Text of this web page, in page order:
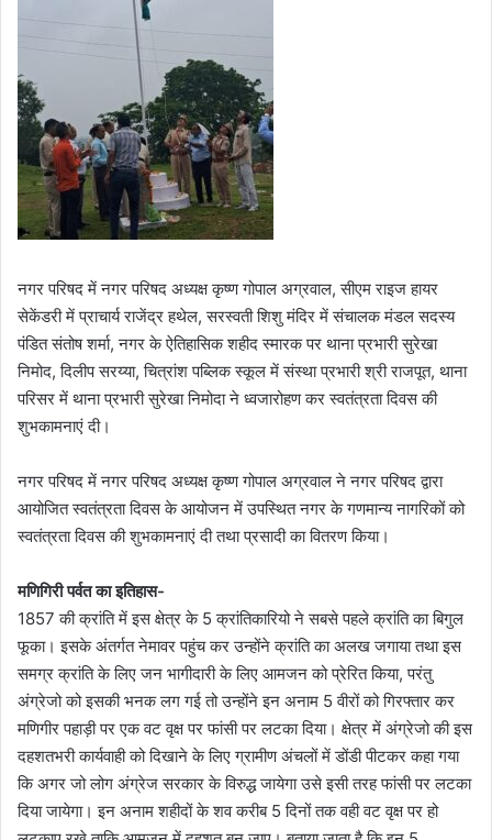
नगर परिषद में नगर परिषद अध्यक्ष कृष्ण गोपाल अग्रवाल, सीएम राइज हायर
सेकेंडरी में प्राचार्य राजेंद्र हथेल, सरस्वती शिशु मंदिर में संचालक मंडल सदस्य
पंडित संतोष शर्मा, नगर के ऐतिहासिक शहीद स्मारक पर थाना प्रभारी सुरेखा
निमोद, दिलीप सरय्या, चित्रांश पब्लिक स्कूल में संस्था प्रभारी श्री राजपूत, थाना
परिसर में थाना प्रभारी सुरेखा निमोदा ने ध्वजारोहण कर स्वतंत्रता दिवस की
शुभकामनाएं दी।
नगर परिषद में नगर परिषद अध्यक्ष कृष्ण गोपाल अग्रवाल ने नगर परिषद द्वारा
आयोजित स्वतंत्रता दिवस के आयोजन में उपस्थित नगर के गणमान्य नागरिकों को
स्वतंत्रता दिवस की शुभकामनाएं दी तथा प्रसादी का वितरण किया।
मणिगिरी पर्वत का इतिहास-
1857 की क्रांति में इस क्षेत्र के 5 क्रांतिकारियो ने सबसे पहले क्रांति का बिगुल
फूका। इसके अंतर्गत नेमावर पहुंच कर उन्होंने क्रांति का अलख जगाया तथा इस
समग्र क्रांति के लिए जन भागीदारी के लिए आमजन को प्रेरित किया, परंतु
अंग्रेजो को इसकी भनक लग गई तो उन्होंने इन अनाम 5 वीरों को गिरफ्तार कर
मणिगीर पहाड़ी पर एक वट वृक्ष पर फांसी पर लटका दिया। क्षेत्र में अंग्रेजो की इस
दहशतभरी कार्यवाही को दिखाने के लिए ग्रामीण अंचलों में डोंडी पीटकर कहा गया
कि अगर जो लोग अंग्रेज सरकार के विरुद्ध जायेगा उसे इसी तरह फांसी पर लटका
दिया जायेगा। इन अनाम शहीदों के शव करीब 5 दिनों तक वही वट वृक्ष पर हो